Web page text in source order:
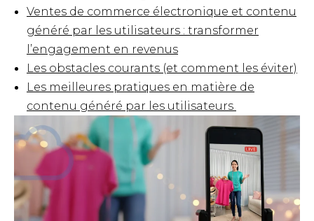
Ventes de commerce électronique et contenu
généré par les utilisateurs : transformer
l’engagement en revenus
Les obstacles courants (et comment les éviter)
Les meilleures pratiques en matière de
contenu généré par les utilisateurs